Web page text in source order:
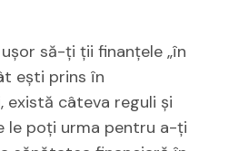
să-ți ții finanțele „în
ești prins în
există câteva reguli și
le poți urma pentru a-ți